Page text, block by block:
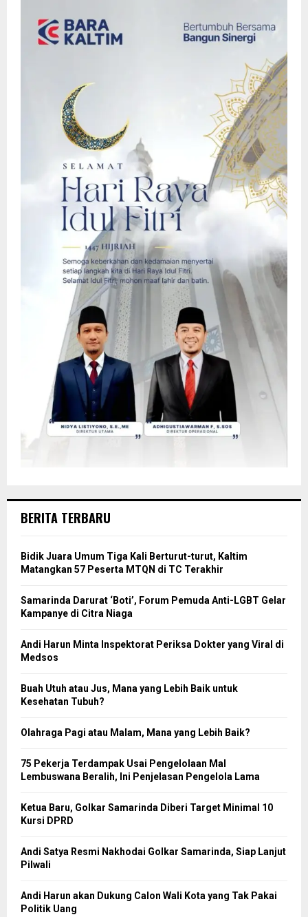
BERITA TERBARU
Bidik Juara Umum Tiga Kali Berturut-turut, Kaltim
Matangkan 57 Peserta MTQN di TC Terakhir
Samarinda Darurat ‘Boti’, Forum Pemuda Anti-LGBT Gelar
Kampanye di Citra Niaga
Andi Harun Minta Inspektorat Periksa Dokter yang Viral di
Medsos
Buah Utuh atau Jus, Mana yang Lebih Baik untuk
Kesehatan Tubuh?
Olahraga Pagi atau Malam, Mana yang Lebih Baik?
75 Pekerja Terdampak Usai Pengelolaan Mal
Lembuswana Beralih, Ini Penjelasan Pengelola Lama
Ketua Baru, Golkar Samarinda Diberi Target Minimal 10
Kursi DPRD
Andi Satya Resmi Nakhodai Golkar Samarinda, Siap Lanjut
Pilwali
Andi Harun akan Dukung Calon Wali Kota yang Tak Pakai
Politik Uang